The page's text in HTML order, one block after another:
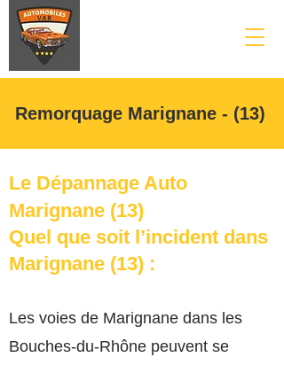
Remorquage Marignane - (13)
Le Dépannage Auto
Marignane (13)
Quel que soit l’incident dans
Marignane (13) :
Les voies de Marignane dans les
Bouches-du-Rhône peuvent se